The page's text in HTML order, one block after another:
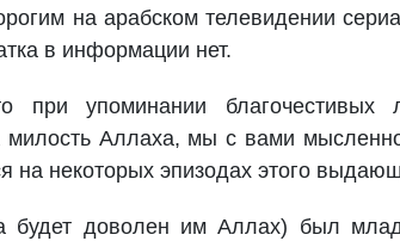
на арабском телевидении
в информации нет.
при упоминании благочестивых
Аллаха, мы с вами
на некоторых эпизодах этого
будет доволен им Аллах) был